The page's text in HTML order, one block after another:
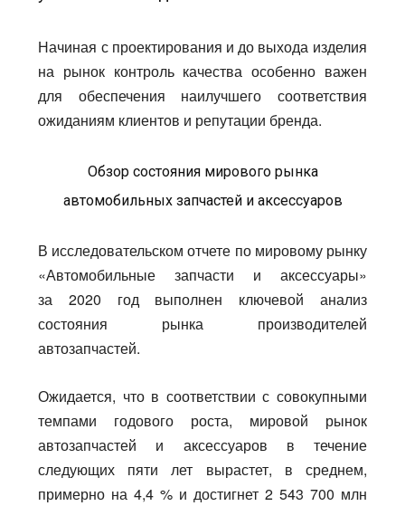
Начиная с проектирования и до выхода изделия
на рынок контроль качества особенно важен
для обеспечения наилучшего соответствия
ожиданиям клиентов и репутации бренда.
Обзор состояния мирового рынка
автомобильных запчастей и аксессуаров
В исследовательском отчете по мировому рынку
«Автомобильные запчасти и аксессуары»
за 2020 год выполнен ключевой анализ
состояния рынка производителей
автозапчастей.
Ожидается, что в соответствии с совокупными
темпами годового роста, мировой рынок
автозапчастей и аксессуаров в течение
следующих пяти лет вырастет, в среднем,
примерно на 4,4 % и достигнет 2 543 700 млн